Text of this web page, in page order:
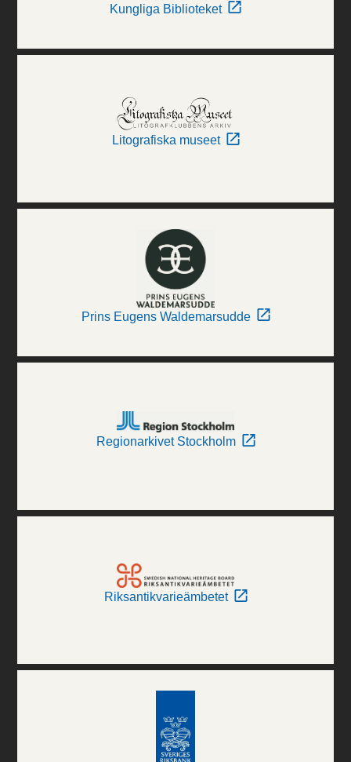
Kungliga Biblioteket
Litografiska museet
Prins Eugens Waldemarsudde
Regionarkivet Stockholm
Riksantikvarieämbetet